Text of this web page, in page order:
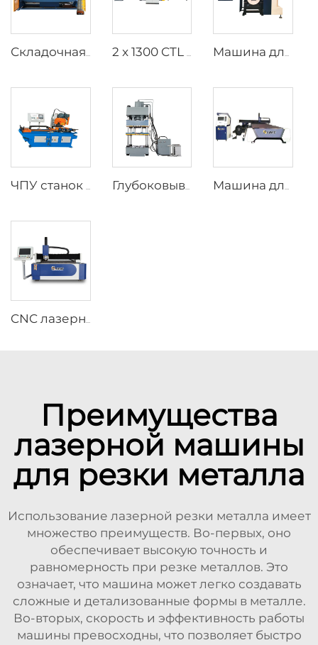
Складочная машина 2 x 1300 CTL (8T) Схема оборудования ножничного станка (размотка, выравнивание и резка) Машина для резки труб
Глубоковыводящий гидравлический пресс с четырьмя колоннами YJG-32
Преимущества
лазерной машины
для резки металла
Использование лазерной резки металла имеет
множество преимуществ. Во-первых, оно
обеспечивает высокую точность и
равномерность при резке металлов. Это
означает, что машина может легко создавать
сложные и детализованные формы в металле.
Во-вторых, скорость и эффективность работы
машины превосходны, что позволяет быстро